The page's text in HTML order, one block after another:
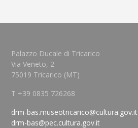
Palazzo Ducale di Tricarico
Via Veneto, 2
75019 Tricarico (MT)
T +39 0835 726268
drm-bas.museotricarico@cultura.gov.it
drm-bas@pec.cultura.gov.it